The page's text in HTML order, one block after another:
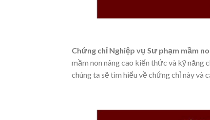
Chứng chỉ Nghiệp vụ Sư phạm mầm
mầm non nâng cao kiến thức và kỹ năng
chúng ta sẽ tìm hiểu về chứng chỉ này và